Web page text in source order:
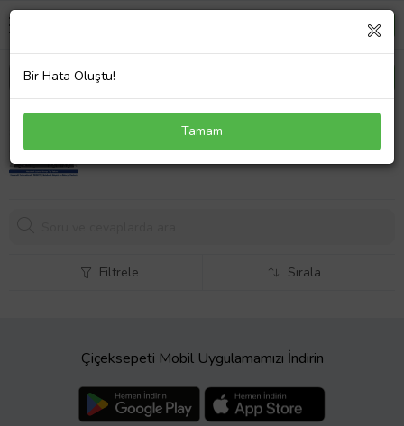
Hp Pavilion DV6045nr DV6045us Klavye Türkçe
767,09 TL
Filtrele Sırala
Çiçeksepeti Mobil Uygulamamızı İndirin
Bir Hata Oluştu!
Tamam